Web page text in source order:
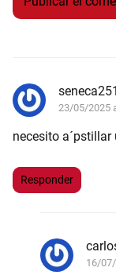
23/05/2025
necesito
Responder
16/